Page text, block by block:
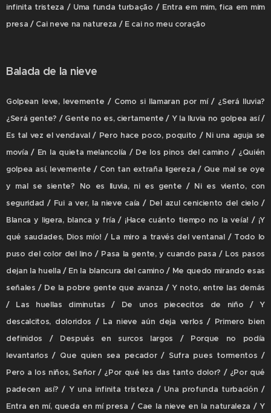
infinita tristeza / Uma funda turbação / Entra em mim, fica em mim
presa / Cai neve na natureza / E cai no meu coração
Balada de la nieve
Golpean leve, levemente / Como si llamaran por mí / ¿Será lluvia?
¿Será gente? / Gente no es, ciertamente / Y la lluvia no golpea así /
Es tal vez el vendaval / Pero hace poco, poquito / Ni una aguja se
movía / En la quieta melancolía / De los pinos del camino / ¿Quién
golpea así, levemente / Con tan extraña ligereza / Que mal se oye
y mal se siente? No es lluvia, ni es gente / Ni es viento, con
seguridad / Fui a ver, la nieve caía / Del azul ceniciento del cielo /
Blanca y ligera, blanca y fría / ¡Hace cuánto tiempo no la veía! / ¡Y
qué saudades, Dios mío! / La miro a través del ventanal / Todo lo
puso del color del lino / Pasa la gente, y cuando pasa / Los pasos
dejan la huella / En la blancura del camino / Me quedo mirando esas
señales / De la pobre gente que avanza / Y noto, entre las demás
/ Las huellas diminutas / De unos piececitos de niño / Y
descalcitos, doloridos / La nieve aún deja verlos / Primero bien
definidos / Después en surcos largos / Porque no podía
levantarlos / Que quien sea pecador / Sufra pues tormentos /
Pero a los niños, Señor / ¿Por qué les das tanto dolor? / ¿Por qué
padecen así? / Y una infinita tristeza / Una profunda turbación /
Entra en mí, queda en mí presa / Cae la nieve en la naturaleza / Y